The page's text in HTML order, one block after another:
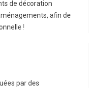
de décoration
afin de
!
par des